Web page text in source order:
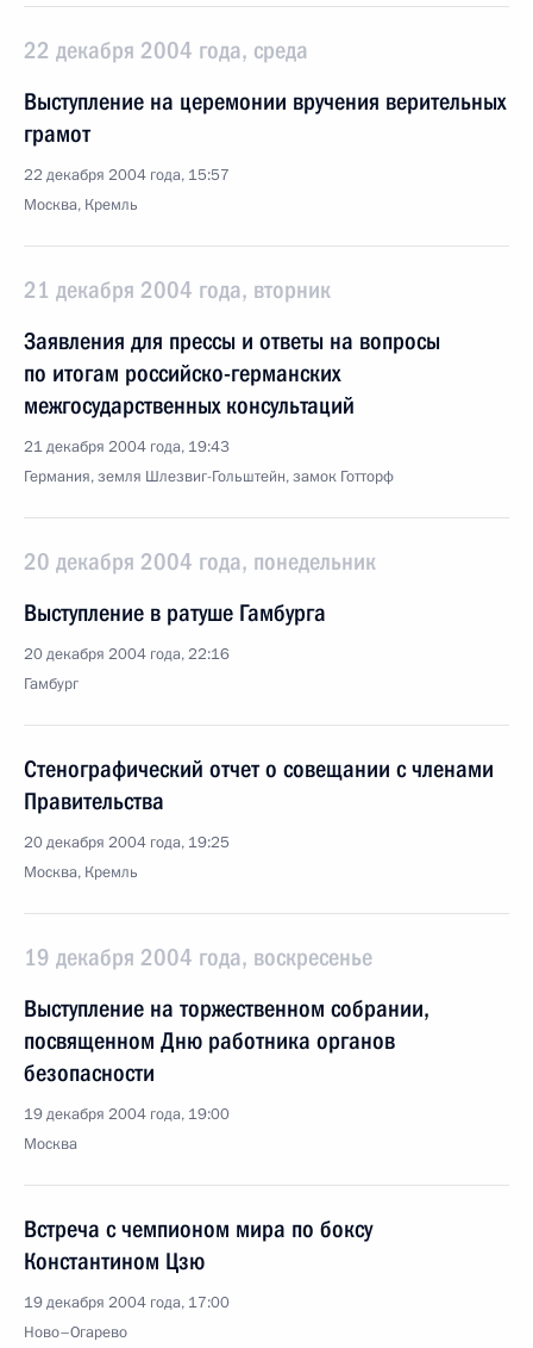
22 декабря 2004 года, среда
Выступление на церемонии вручения верительных
грамот
22 декабря 2004 года, 15:57
Москва, Кремль
21 декабря 2004 года, вторник
Заявления для прессы и ответы на вопросы
по итогам российско-германских
межгосударственных консультаций
21 декабря 2004 года, 19:43
Германия, земля Шлезвиг-Гольштейн, замок Готторф
20 декабря 2004 года, понедельник
Выступление в ратуше Гамбурга
20 декабря 2004 года, 22:16
Гамбург
Стенографический отчет о совещании с членами
Правительства
20 декабря 2004 года, 19:25
Москва, Кремль
19 декабря 2004 года, воскресенье
Выступление на торжественном собрании,
посвященном Дню работника органов
безопасности
19 декабря 2004 года, 19:00
Москва
Встреча с чемпионом мира по боксу
Константином Цзю
19 декабря 2004 года, 17:00
Ново–Огарево